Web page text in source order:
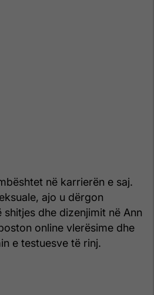
në karrierën e saj.
ajo u dërgon
dhe dizenjimit në Ann
online vlerësime dhe
e testuesve të rinj.